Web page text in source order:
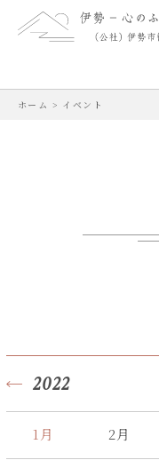
ホーム > イベント
2022
1月 2月